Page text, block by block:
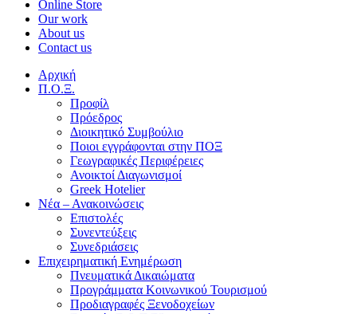
Online Store
Our work
About us
Contact us
Αρχική
Π.Ο.Ξ.
Προφίλ
Πρόεδρος
Διοικητικό Συμβούλιο
Ποιοι εγγράφονται στην ΠΟΞ
Γεωγραφικές Περιφέρειες
Ανοικτοί Διαγωνισμoί
Greek Hotelier
Νέα – Ανακοινώσεις
Επιστολές
Συνεντεύξεις
Συνεδριάσεις
Επιχειρηματική Ενημέρωση
Πνευματικά Δικαιώματα
Προγράμματα Κοινωνικού Τουρισμού
Προδιαγραφές Ξενοδοχείων